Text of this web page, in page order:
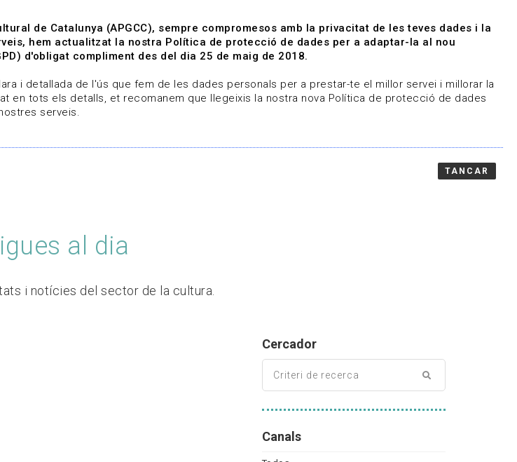
Projectes Serveis A qui representem Contacte
al dia
i notícies del sector de la cultura.
Cercador
Canals
de Catalunya (APGCC), sempre compromesos amb la privacitat de les teves dades i la
hem actualitzat la nostra Política de protecció de dades per a adaptar-la al nou
d'obligat compliment des del dia 25 de maig de 2018.
i detallada de l'ús que fem de les dades personals per a prestar-te el millor servei i millorar la
en tots els detalls, et recomanem que llegeixis la nostra nova Política de protecció de dades
serveis.
TANCAR